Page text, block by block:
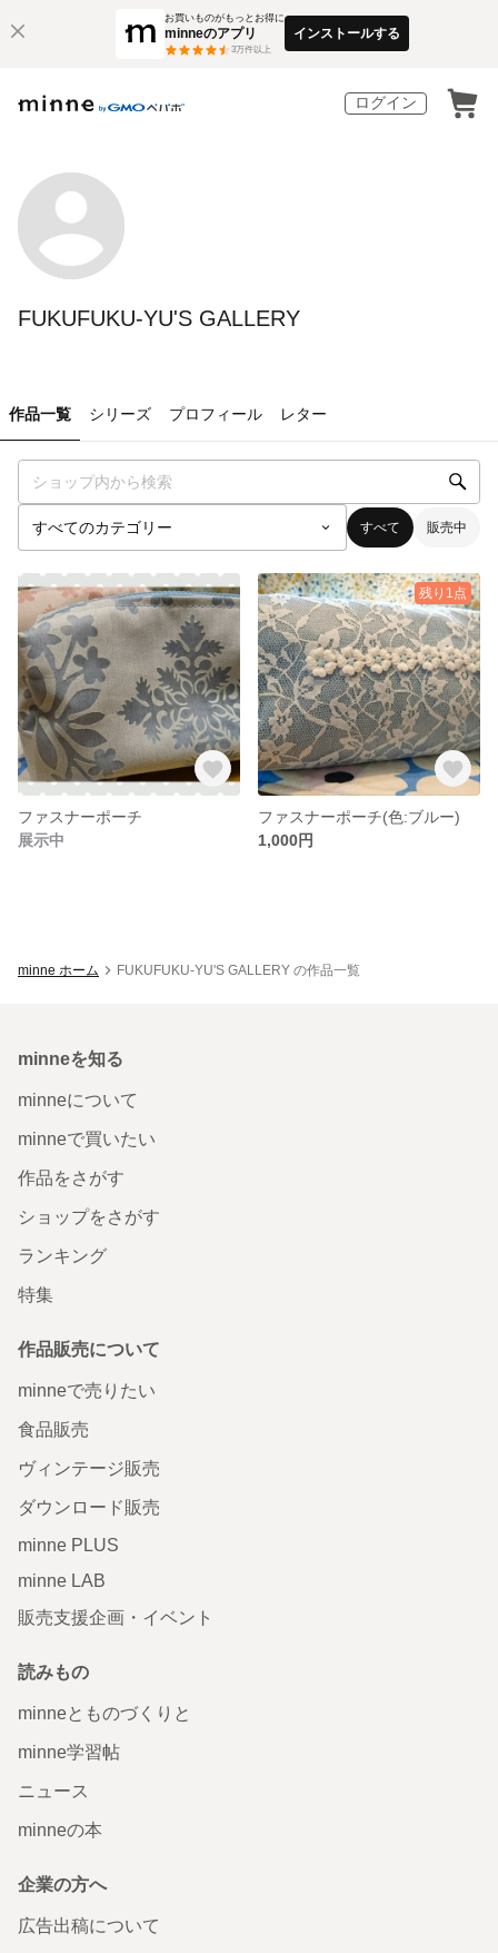
お買いものがもっとお得に
minneのアプリ
3万件以上
インストールする
ログイン
FUKUFUKU-YU'S GALLERY
作品一覧 シリーズ プロフィール レター
すべて 販売中
ファスナーポーチ
展示中
残り1点
ファスナーポーチ(色:ブルー)
1,000円
minne ホーム FUKUFUKU-YU'S GALLERY の作品一覧
minneを知る
minneについて
minneで買いたい
作品をさがす
ショップをさがす
ランキング
特集
作品販売について
minneで売りたい
食品販売
ヴィンテージ販売
ダウンロード販売
minne PLUS
minne LAB
販売支援企画・イベント
読みもの
minneとものづくりと
minne学習帖
ニュース
minneの本
企業の方へ
広告出稿について